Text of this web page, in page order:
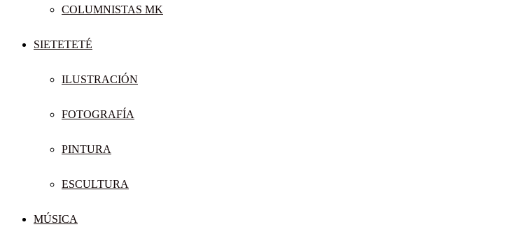
COLUMNISTAS MK
SIETETETÉ
ILUSTRACIÓN
FOTOGRAFÍA
PINTURA
ESCULTURA
MÚSICA